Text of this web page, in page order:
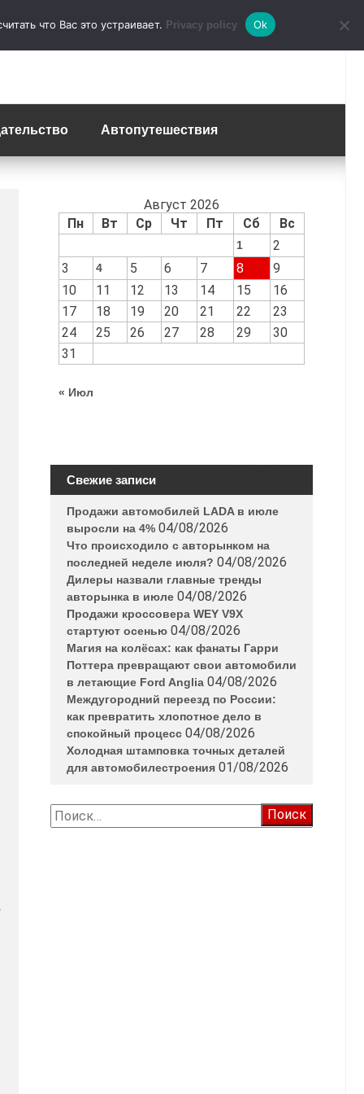
Автопутешествия
Август 2026
Пн
Вт Ср Чт Пт Сб Вс
1
2
3
4 5 6 7 8
9
10
11 12 13 14 15
16
17
18 19 20 21 22
23
24
25 26 27 28 29
30
31
« Июл
Свежие записи
Продажи автомобилей LADA в июле
выросли на 4% 04/08/2026
Что происходило с авторынком на
последней неделе июля? 04/08/2026
Дилеры назвали главные тренды
авторынка в июле 04/08/2026
Продажи кроссовера WEY V9X
стартуют осенью 04/08/2026
Магия на колёсах: как фанаты Гарри
Поттера превращают свои автомобили
в летающие Ford Anglia 04/08/2026
Междугородний переезд по России:
как превратить хлопотное дело в
спокойный процесс 04/08/2026
Холодная штамповка точных деталей
для автомобилестроения 01/08/2026
Найти:
что Вас это устраивает. Privacy policy Ok